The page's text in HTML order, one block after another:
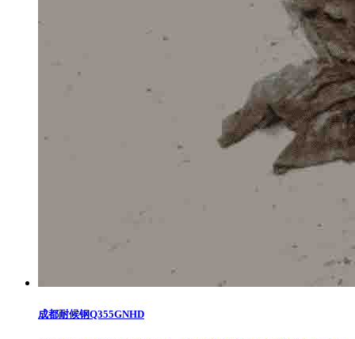
成都耐候钢Q355GNHD